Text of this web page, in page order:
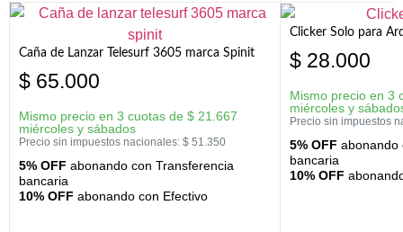
Caña de Lanzar Telesurf 3605 marca Spinit
$ 65.000
Mismo precio en 3 cuotas de $ 21.667
miércoles y sábados
Precio sin impuestos nacionales: $ 51.350
5% OFF abonando con Transferencia
bancaria
10% OFF abonando con Efectivo
Clicker Solo para
$ 28.000
Mismo precio en 3
miércoles y
Precio sin impuestos
5% OFF abonando
bancaria
10% OFF